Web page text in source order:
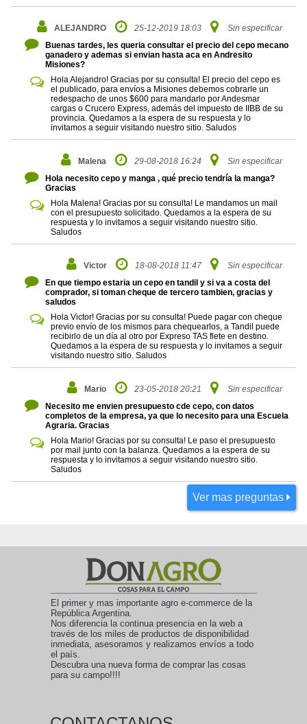
ALEJANDRO 25-12-2019 18:03
Sin especificar
Buenas tardes, les queria consultar el precio del cepo mecano
ganadero y ademas si envian hasta aca en Andresito
Misiones?
Hola Alejandro! Gracias por su consulta! El precio del cepo es
el publicado, para envíos a Misiones debemos cobrarle un
redespacho de unos $600 para mandarlo por Andesmar
cargas o Crucero Express, además del impuesto de IIBB de su
provincia. Quedamos a la espera de su respuesta y lo
invitamos a seguir visitando nuestro sitio. Saludos
Malena 29-08-2018 16:24
Sin especificar
Hola necesito cepo y manga , qué precio tendría la manga?
Gracias
Hola Malena! Gracias por su consulta! Le mandamos un mail
con el presupuesto solicitado. Quedamos a la espera de su
respuesta y lo invitamos a seguir visitando nuestro sitio.
Saludos
Victor 18-08-2018 11:47
Sin especificar
En que tiempo estaria un cepo en tandil y si va a costa del
comprador, si toman cheque de tercero tambien, gracias y
saludos
Hola Victor! Gracias por su consulta! Puede pagar con cheque
previo envío de los mismos para chequearlos, a Tandil puede
recibirlo de un día al otro por Expreso TAS flete en destino.
Quedamos a la espera de su respuesta y lo invitamos a seguir
visitando nuestro sitio. Saludos
Mario 23-05-2018 20:21
Sin especificar
Necesito me envien presupuesto cde cepo, con datos
completos de la empresa, ya que lo necesito para una Escuela
Agraria. Gracias
Hola Mario! Gracias por su consulta! Le paso el presupuesto
por mail junto con la balanza. Quedamos a la espera de su
respuesta y lo invitamos a seguir visitando nuestro sitio.
Saludos
Ver mas preguntas
El primer y mas importante agro e-commerce de la
República Argentina.
Nos diferencia la continua presencia en la web a
través de los miles de productos de disponibilidad
inmediata, asesoramos y realizamos envíos a todo
el país.
Descubra una nueva forma de comprar las cosas
para su campo!!!!